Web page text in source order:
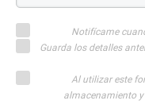
Notifícame
Guarda los detalles
Al utilizar este
almacenamiento